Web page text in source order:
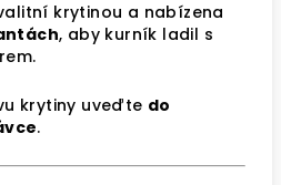
krytinou a nabízena
, aby kurník ladil s
krytiny uveďte do
.